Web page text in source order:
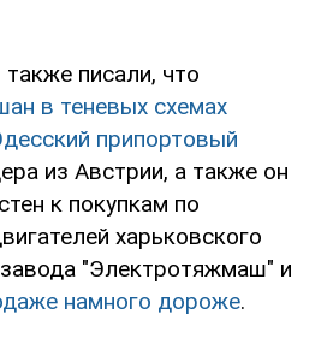
писали, что
в теневых схемах
припортовый
из Австрии, а также он
к покупкам по
харьковского
завода "Электротяжмаш" и
намного дороже.